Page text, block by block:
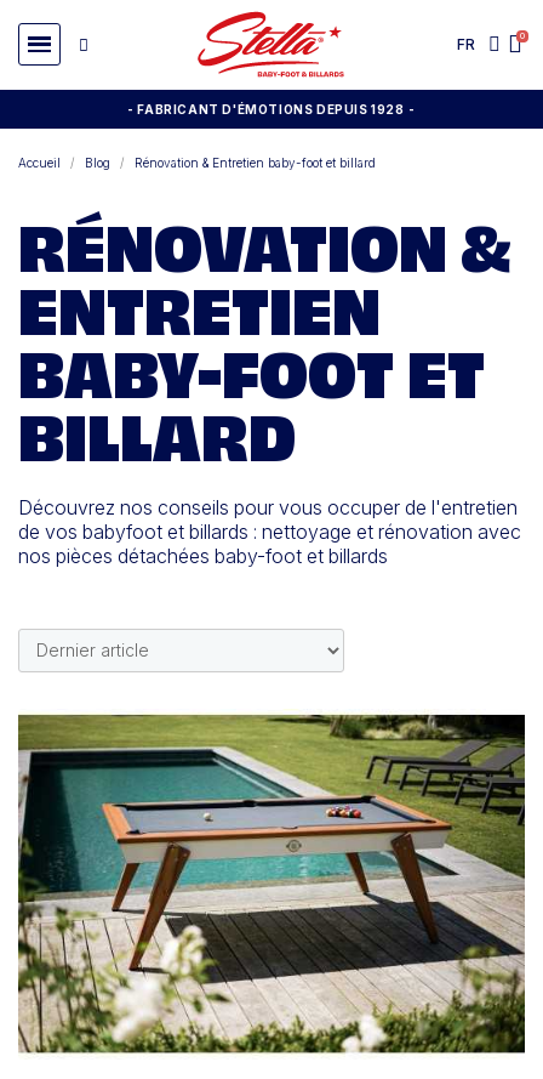
FR
- FABRICANT D'ÉMOTIONS DEPUIS 1928 -
Accueil Blog Rénovation & Entretien baby-foot et billard
RÉNOVATION &
ENTRETIEN
BABY-FOOT ET
BILLARD
Découvrez nos conseils pour vous occuper de l'entretien
de vos babyfoot et billards : nettoyage et rénovation avec
nos pièces détachées baby-foot et billards